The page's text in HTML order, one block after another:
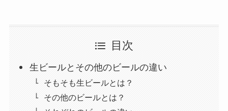
目次
生ビールとその他のビールの違い
そもそも生ビールとは？
その他のビールとは？